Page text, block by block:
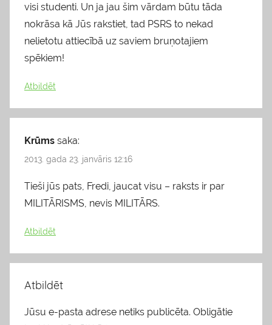
visi studenti. Un ja jau šim vārdam būtu tāda
nokrāsa kā Jūs rakstiet, tad PSRS to nekad
nelietotu attiecībā uz saviem bruņotajiem
spēkiem!
Atbildēt
Krūms saka:
2013. gada 23. janvāris 12:16
Tieši jūs pats, Fredi, jaucat visu – raksts ir par
MILITĀRISMS, nevis MILITĀRS.
Atbildēt
Atbildēt
Jūsu e-pasta adrese netiks publicēta. Obligātie